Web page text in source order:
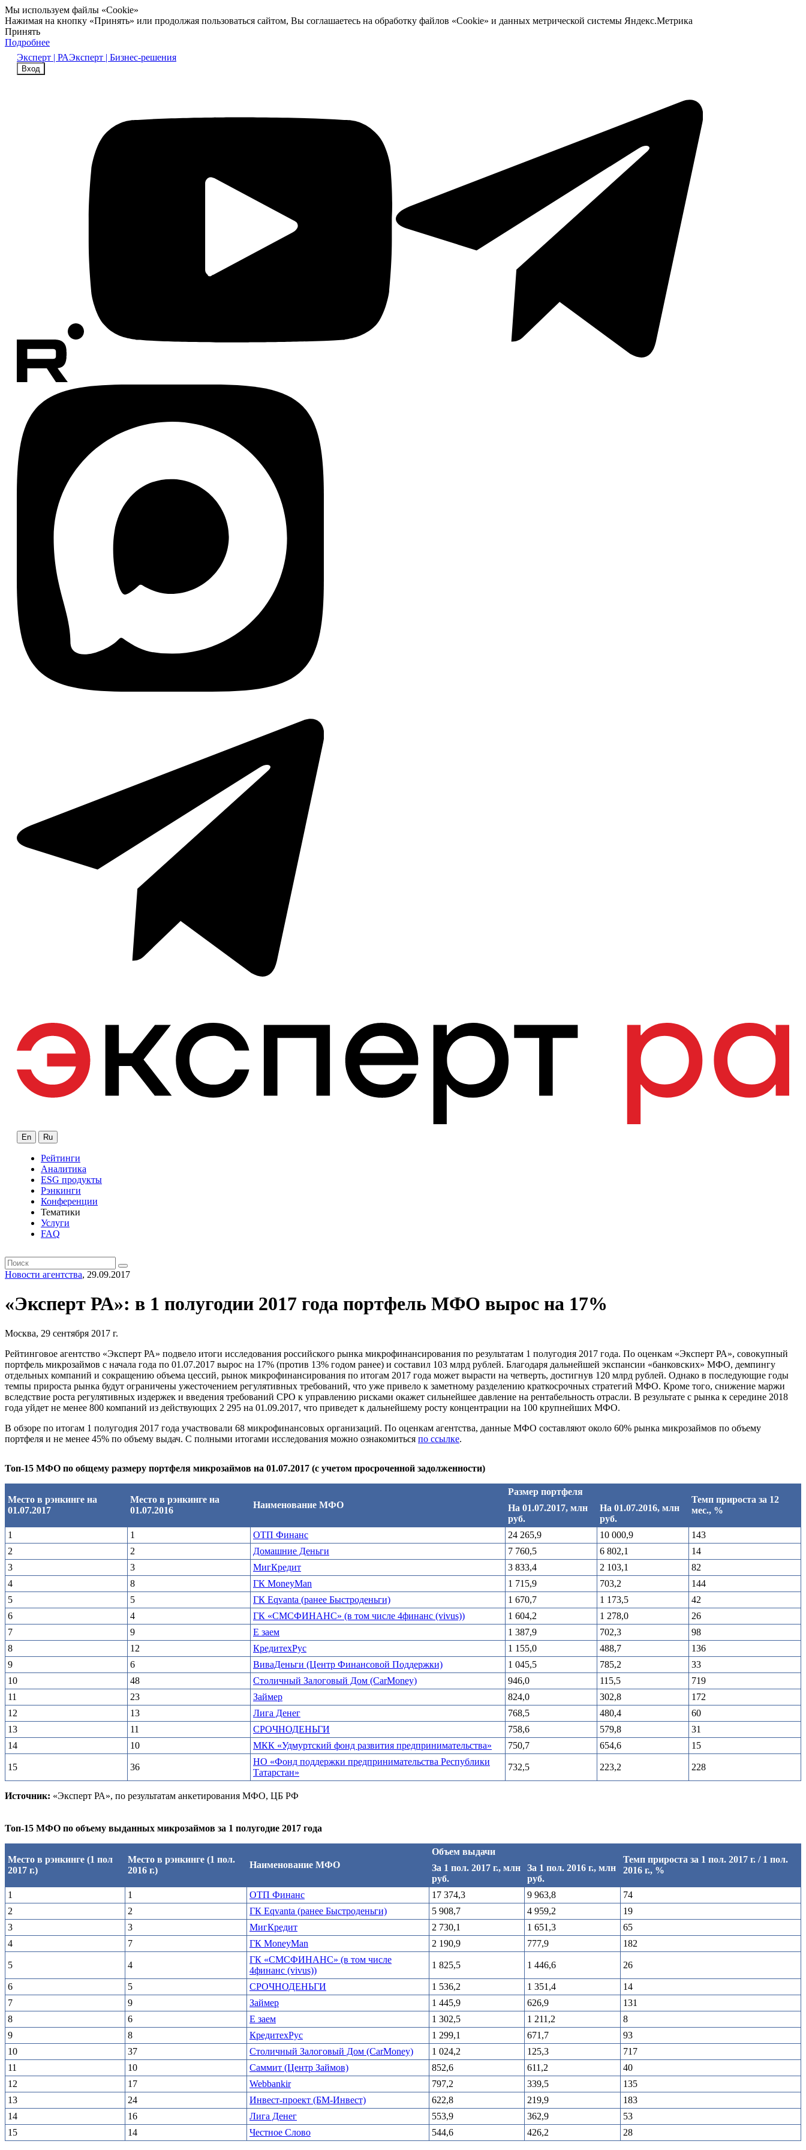
Мы используем файлы «Cookie»
Нажимая на кнопку «Принять» или продолжая пользоваться сайтом, Вы соглашаетесь на обработку файлов «Cookie» и данных метрической системы Яндекс.Метрика
Принять
Подробнее
Эксперт | РАЭксперт | Бизнес-решения
Вход
En Ru
Рейтинги
Аналитика
ESG продукты
Рэнкинги
Конференции
Тематики
Услуги
FAQ
Новости агентства, 29.09.2017
«Эксперт РА»: в 1 полугодии 2017 года портфель МФО вырос на 17%
Москва, 29 сентября 2017 г.
Рейтинговое агентство «Эксперт РА» подвело итоги исследования российского рынка микрофинансирования по результатам 1 полугодия 2017 года. По оценкам «Эксперт РА», совокупный
портфель микрозаймов с начала года по 01.07.2017 вырос на 17% (против 13% годом ранее) и составил 103 млрд рублей. Благодаря дальнейшей экспансии «банковских» МФО, демпингу
отдельных компаний и сокращению объема цессий, рынок микрофинансирования по итогам 2017 года может вырасти на четверть, достигнув 120 млрд рублей. Однако в последующие годы
темпы прироста рынка будут ограничены ужесточением регулятивных требований, что уже привело к заметному разделению краткосрочных стратегий МФО. Кроме того, снижение маржи
вследствие роста регулятивных издержек и введения требований СРО к управлению рисками окажет сильнейшее давление на рентабельность отрасли. В результате с рынка к середине 2018
года уйдет не менее 800 компаний из действующих 2 295 на 01.09.2017, что приведет к дальнейшему росту концентрации на 100 крупнейших МФО.
В обзоре по итогам 1 полугодия 2017 года участвовали 68 микрофинансовых организаций. По оценкам агентства, данные МФО составляют около 60% рынка микрозаймов по объему
портфеля и не менее 45% по объему выдач. С полными итогами исследования можно ознакомиться по ссылке.
Топ-15 МФО по общему размеру портфеля микрозаймов на 01.07.2017 (с учетом просроченной задолженности)
Место в рэнкинге на
01.07.2017
Место в рэнкинге на
01.07.2016
Наименование МФО
Размер портфеля
Темп прироста за 12
мес., %
На 01.07.2017, млн
руб.
На 01.07.2016, млн
руб.
1
1 ОТП Финанс 24 265,9 10 000,9
143
2
2 Домашние Деньги 7 760,5 6 802,1
14
3
3 МигКредит 3 833,4 2 103,1
82
4
8 ГК MoneyMan 1 715,9 703,2
144
5
5 ГК Eqvanta (ранее Быстроденьги) 1 670,7 1 173,5
42
6
4 ГК «СМСФИНАНС» (в том числе 4финанс (vivus)) 1 604,2 1 278,0
26
7
9 Е заем 1 387,9 702,3
98
8
12 КредитехРус 1 155,0 488,7
136
9
6 ВиваДеньги (Центр Финансовой Поддержки) 1 045,5 785,2
33
10
48 Столичный Залоговый Дом (CarMoney) 946,0 115,5
719
11
23 Займер 824,0 302,8
172
12
13 Лига Денег 768,5 480,4
60
13
11 СРОЧНОДЕНЬГИ 758,6 579,8
31
14
10 МКК «Удмуртский фонд развития предпринимательства» 750,7 654,6 15
15 36
НО «Фонд поддержки предпринимательства Республики
Татарстан»
732,5 223,2 228
Источник: «Эксперт РА», по результатам анкетирования МФО, ЦБ РФ
Топ-15 МФО по объему выданных микрозаймов за 1 полугодие 2017 года
Место в рэнкинге (1 пол
2017 г.)
Место в рэнкинге (1 пол.
2016 г.)
Наименование МФО
Объем выдачи
Темп прироста за 1 пол. 2017 г. / 1 пол.
2016 г., %
За 1 пол. 2017 г., млн
руб.
За 1 пол. 2016 г., млн
руб.
1
1 ОТП Финанс 17 374,3 9 963,8
74
2
2 ГК Eqvanta (ранее Быстроденьги) 5 908,7 4 959,2
19
3
3 МигКредит 2 730,1 1 651,3
65
4
7 ГК MoneyMan 2 190,9 777,9 182
5 4
ГК «СМСФИНАНС» (в том числе
4финанс (vivus))
1 825,5 1 446,6 26
6 5 СРОЧНОДЕНЬГИ 1 536,2 1 351,4
14
7
9 Займер 1 445,9 626,9
131
8
6 Е заем 1 302,5 1 211,2
8
9
8 КредитехРус 1 299,1 671,7
93
10
37 Столичный Залоговый Дом (CarMoney) 1 024,2 125,3
717
11
10 Саммит (Центр Займов) 852,6 611,2
40
12
17 Webbankir 797,2 339,5
135
13
24 Инвест-проект (БМ-Инвест) 622,8 219,9
183
14
16 Лига Денег 553,9 362,9
53
15
14 Честное Слово 544,6 426,2 28